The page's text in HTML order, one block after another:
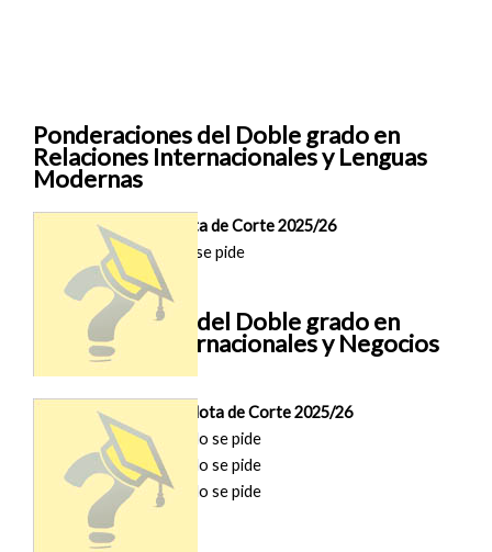
Ponderaciones del Doble grado en
Relaciones Internacionales y Lenguas
Modernas
Nota de Corte 2025/26
Madrid (NEBRIJA)
No se pide
Ponderaciones del Doble grado en
Relaciones Internacionales y Negocios
Internacionales
Nota de Corte 2025/26
Madrid (COMILLAS)
No se pide
Madrid (UFV)
No se pide
Madrid (UE-M)
No se pide